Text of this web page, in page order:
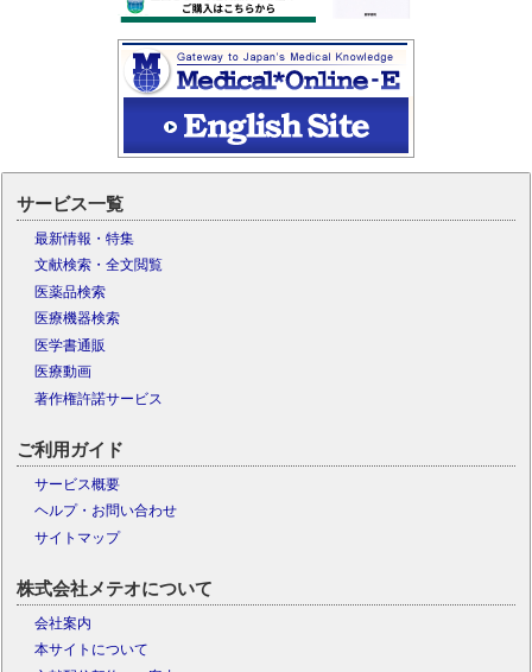
サービス一覧
最新情報・特集
文献検索・全文閲覧
医薬品検索
医療機器検索
医学書通販
医療動画
著作権許諾サービス
ご利用ガイド
サービス概要
ヘルプ・お問い合わせ
サイトマップ
株式会社メテオについて
会社案内
本サイトについて